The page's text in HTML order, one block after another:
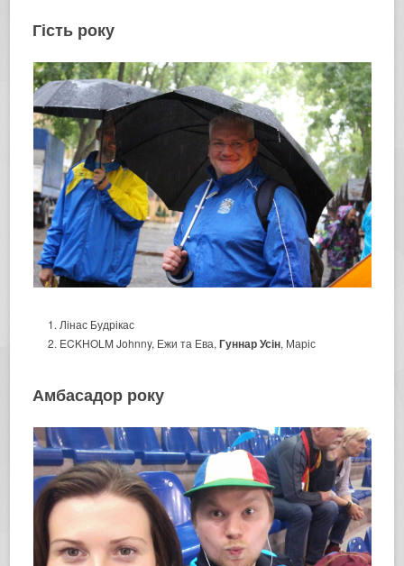
Гість року
Лінас Будрікас
ECKHOLM Johnny, Ежи та Ева,Гуннар Усін, Маріс
Амбасадор року